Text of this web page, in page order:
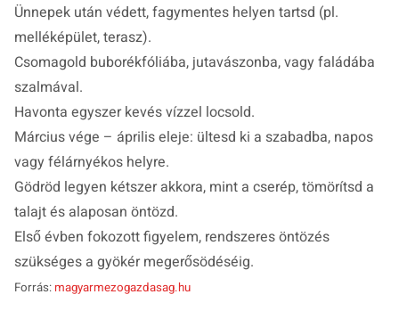
Ünnepek után védett, fagymentes helyen tartsd (pl.
melléképület, terasz).
Csomagold buborékfóliába, jutavászonba, vagy faládába
szalmával.
Havonta egyszer kevés vízzel locsold.
Március vége – április eleje: ültesd ki a szabadba, napos
vagy félárnyékos helyre.
Gödröd legyen kétszer akkora, mint a cserép, tömörítsd a
talajt és alaposan öntözd.
Első évben fokozott figyelem, rendszeres öntözés
szükséges a gyökér megerősödéséig.
Forrás: magyarmezogazdasag.hu